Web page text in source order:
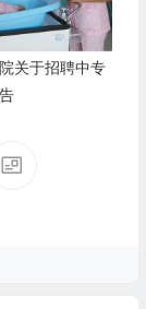
关于招聘中专